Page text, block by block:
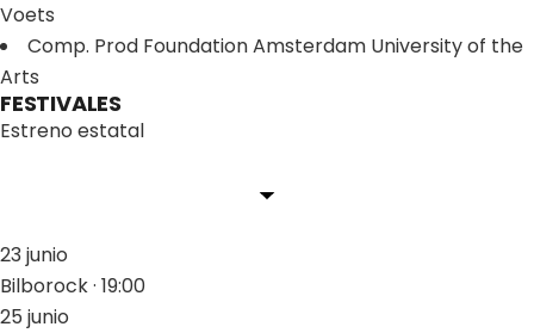
Voets
Comp. Prod Foundation Amsterdam University of the
Arts
FESTIVALES
Estreno estatal
23 junio
Bilborock · 19:00
25 junio